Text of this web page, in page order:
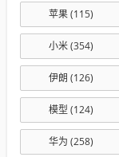
苹果(115)
小米(354)
伊朗 (126)
模型 (124)
华为 (258)